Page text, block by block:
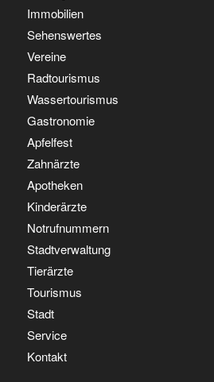
Immobilien
Sehenswertes
Vereine
Radtourismus
Wassertourismus
Gastronomie
Apfelfest
Zahnärzte
Apotheken
Kinderärzte
Notrufnummern
Stadtverwaltung
Tierärzte
Tourismus
Stadt
Service
Kontakt